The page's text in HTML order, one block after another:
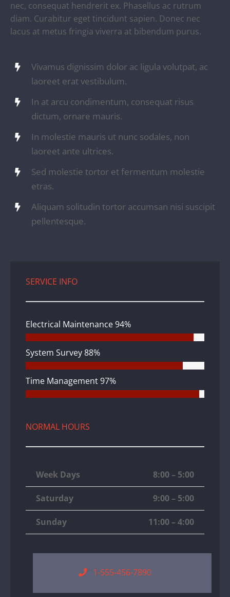
nec, consequat hendrerit ex. Phasellus ac rutrum
diam. Curabitur eget tincidunt sapien. Donec nec
lacus at metus fringia viverra at bibendum purus.
Vivamus dignissim dolor ac ligula volutpat, ac
laoreet erat vestibulum.
In at arcu condimentum, consequat risus
dictum, ornare mauris.
In molestie mauris ut nunc sodales, non
laoreet ante ultrices.
Sed molestie tortor et fermentum molestie
etras.
Aliquam solitudin tortor accumsan nisi suscipit
pellentesque.
SERVICE INFO
Electrical Maintenance94%
System Survey88%
Time Management97%
NORMAL HOURS
Week Days 8:00 – 5:00
Saturday 9:00 – 5:00
Sunday 11:00 – 4:00
1-555-456-7890